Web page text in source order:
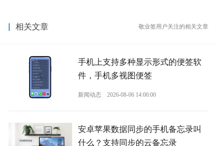
相关文章 敬业签用户关注的相关文章
手机上支持多种显示形式的便签软
件，手机多视图便签
新闻动态 2026-08-06 14:00:00
安卓苹果数据同步的手机备忘录叫
什么？支持同步的云备忘录